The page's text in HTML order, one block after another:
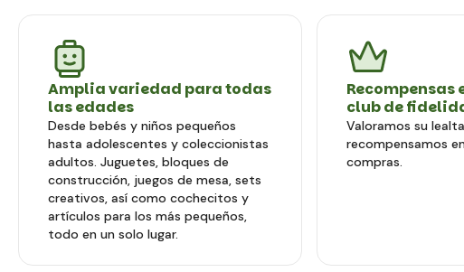
Amplia variedad para todas
las edades
Desde bebés y niños pequeños
hasta adolescentes y coleccionistas
adultos. Juguetes, bloques de
construcción, juegos de mesa, sets
creativos, así como cochecitos y
artículos para los más pequeños,
todo en un solo lugar.
Recompensas
club de
Valoramos su
recompensamos
compras.